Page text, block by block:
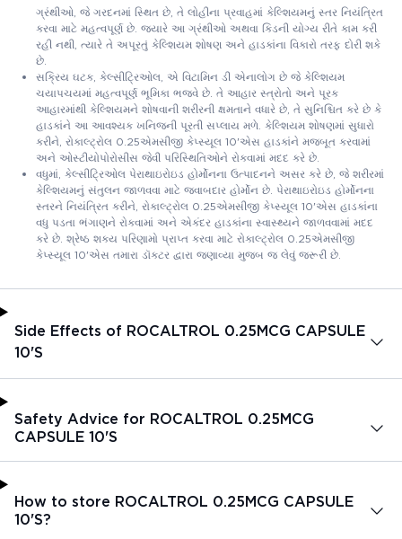
ગ્રંથીઓ, જે ગરદનમાં સ્થિત છે, તે લોહીના પ્રવાહમાં કેલ્શિયમનું સ્તર નિયંત્રિત
કરવા માટે મહત્વપૂર્ણ છે. જ્યારે આ ગ્રંથીઓ અથવા કિડની યોગ્ય રીતે કામ કરી
રહી નથી, ત્યારે તે અપૂરતું કેલ્શિયમ શોષણ અને હાડકાંના વિકારો તરફ દોરી શકે
છે.
સક્રિય ઘટક, કેલ્સીટ્રિઓલ, એ વિટામિન ડી એનાલોગ છે જે કેલ્શિયમ
ચયાપચયમાં મહત્વપૂર્ણ ભૂમિકા ભજવે છે. તે આહાર સ્ત્રોતો અને પૂરક
આહારમાંથી કેલ્શિયમને શોષવાની શરીરની ક્ષમતાને વધારે છે, તે સુનિશ્ચિત કરે છે કે
હાડકાંને આ આવશ્યક ખનિજની પૂરતી સપ્લાય મળે. કેલ્શિયમ શોષણમાં સુધારો
કરીને, રોકાલ્ટ્રોલ 0.25એમસીજી કેપ્સ્યૂલ 10'એસ હાડકાંને મજબૂત કરવામાં
અને ઓસ્ટીયોપોરોસીસ જેવી પરિસ્થિતિઓને રોકવામાં મદદ કરે છે.
વધુમાં, કેલ્સીટ્રિઓલ પેરાથાઇરોઇડ હોર્મોનના ઉત્પાદનને અસર કરે છે, જે શરીરમાં
કેલ્શિયમનું સંતુલન જાળવવા માટે જવાબદાર હોર્મોન છે. પેરાથાઇરોઇડ હોર્મોનના
સ્તરને નિયંત્રિત કરીને, રોકાલ્ટ્રોલ 0.25એમસીજી કેપ્સ્યૂલ 10'એસ હાડકાંના
વધુ પડતા ભંગાણને રોકવામાં અને એકંદર હાડકાંના સ્વાસ્થ્યને જાળવવામાં મદદ
કરે છે. શ્રેષ્ઠ શક્ય પરિણામો પ્રાપ્ત કરવા માટે રોકાલ્ટ્રોલ 0.25એમસીજી
કેપ્સ્યૂલ 10'એસ તમારા ડૉક્ટર દ્વારા જણાવ્યા મુજબ જ લેવું જરૂરી છે.
Side Effects of ROCALTROL 0.25MCG CAPSULE
10'S
Safety Advice for ROCALTROL 0.25MCG
CAPSULE 10'S
How to store ROCALTROL 0.25MCG CAPSULE
10'S?